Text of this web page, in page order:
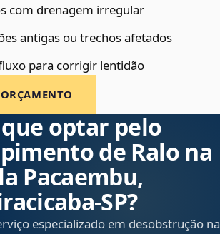
com drenagem irregular
antigas ou trechos afetados
para corrigir lentidão
optar pelo
de Ralo na
Pacaembu,
especializado em desobstrução na